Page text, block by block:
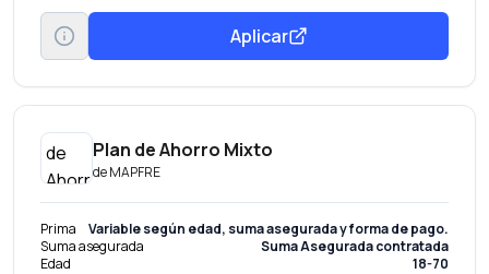
Aplicar
Plan de Ahorro Mixto
deMAPFRE
Prima
Variable según edad, suma asegurada y forma de pago.
Suma asegurada
Suma Asegurada contratada
Edad
18-70